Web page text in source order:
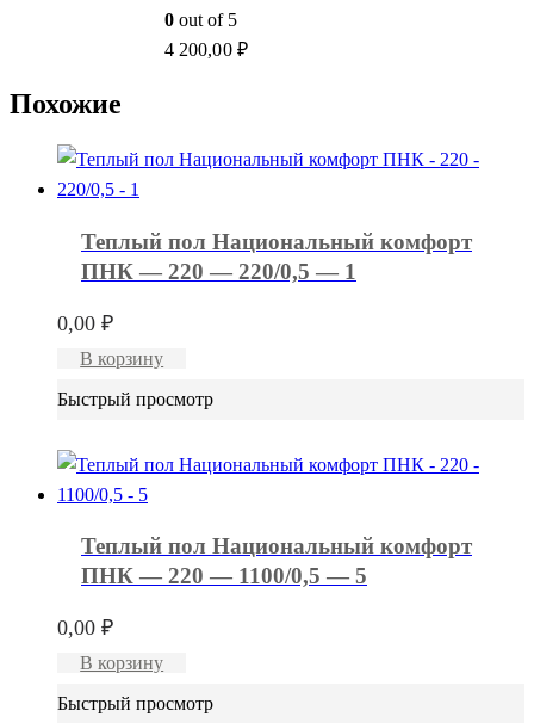
0 out of 5
4 200,00 ₽
Похожие
Теплый пол Национальный комфорт
ПНК — 220 — 220/0,5 — 1
0,00₽
В корзину
Быстрый просмотр
Теплый пол Национальный комфорт
ПНК — 220 — 1100/0,5 — 5
0,00₽
В корзину
Быстрый просмотр